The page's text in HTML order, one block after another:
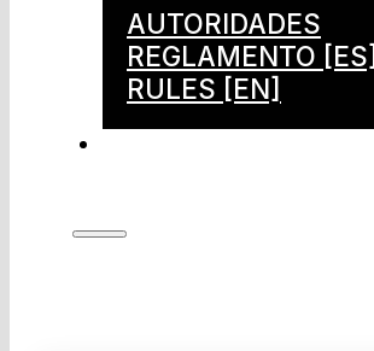
AUTORIDADES
REGLAMENTO [ES]
RULES [EN]